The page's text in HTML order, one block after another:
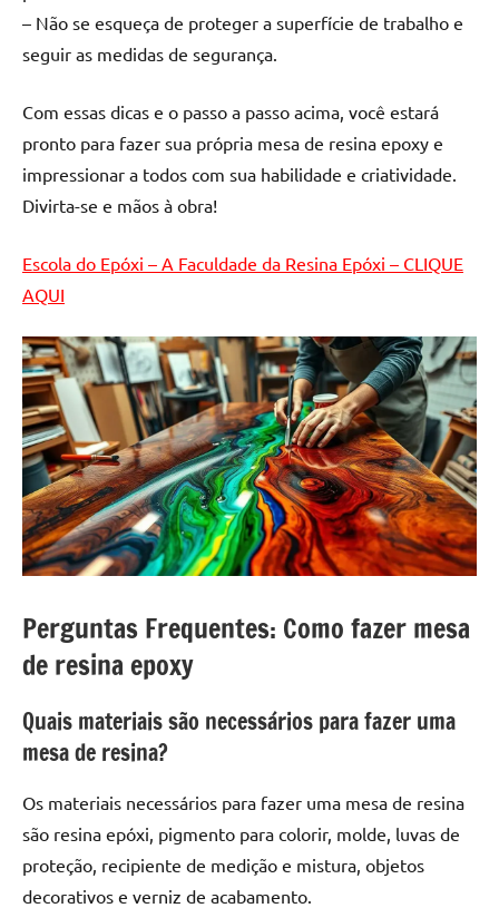
– Não se esqueça de proteger a superfície de trabalho e
seguir as medidas de segurança.
Com essas dicas e o passo a passo acima, você estará
pronto para fazer sua própria mesa de resina epoxy e
impressionar a todos com sua habilidade e criatividade.
Divirta-se e mãos à obra!
Escola do Epóxi – A Faculdade da Resina Epóxi – CLIQUE
AQUI
Perguntas Frequentes: Como fazer mesa
de resina epoxy
Quais materiais são necessários para fazer uma
mesa de resina?
Os materiais necessários para fazer uma mesa de resina
são resina epóxi, pigmento para colorir, molde, luvas de
proteção, recipiente de medição e mistura, objetos
decorativos e verniz de acabamento.